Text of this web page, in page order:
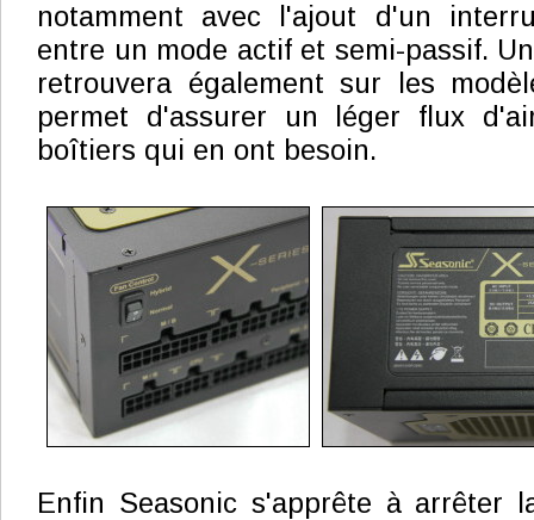
notamment avec l'ajout d'un
entre un mode actif et semi-passif.
retrouvera également sur les
permet d'assurer un léger flux
boîtiers qui en ont besoin.
Enfin Seasonic s'apprête à arrêter